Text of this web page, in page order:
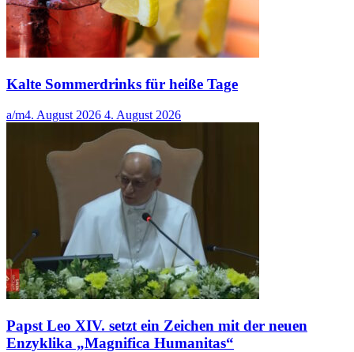
Kalte Sommerdrinks für heiße Tage
a/m4. August 2026 4. August 2026
Papst Leo XIV. setzt ein Zeichen mit der neuen
Enzyklika „Magnifica Humanitas“